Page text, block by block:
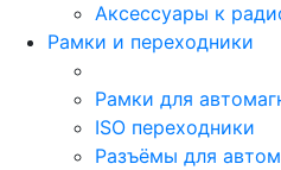
Аксессуары к
Рамки и переходники
Рамки для
ISO переходники
Разъёмы для